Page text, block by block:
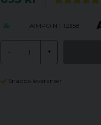
AIMPOINT-12358
- +
Snabba leveranser